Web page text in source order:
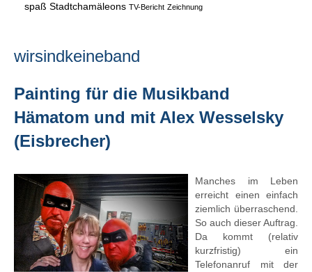
spaß Stadtchamäleons TV-Bericht Zeichnung
wirsindkeineband
Painting für die Musikband
Hämatom und mit Alex Wesselsky
(Eisbrecher)
Manches im Leben
erreicht einen einfach
ziemlich überraschend.
So auch dieser Auftrag.
Da kommt (relativ
kurzfristig) ein
Telefonanruf mit der